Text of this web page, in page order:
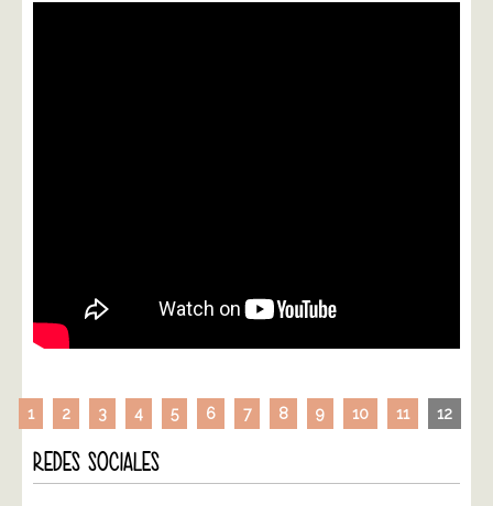
1 2 3 4 5 6 7 8 9 10 11 12
REDES SOCIALES